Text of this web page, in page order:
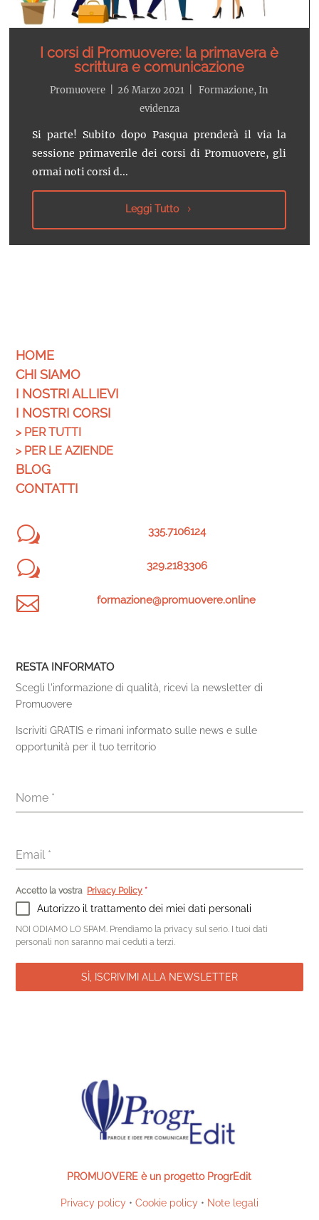
I corsi di Promuovere: la primavera è
scrittura e comunicazione
Promuovere 26 Marzo 2021 Formazione,In
evidenza
Si parte! Subito dopo Pasqua prenderà il via la
sessione primaverile dei corsi di Promuovere, gli
ormai noti corsi d...
Leggi Tutto
HOME
CHI SIAMO
I NOSTRI ALLIEVI
I NOSTRI CORSI
> PER TUTTI
> PER LE AZIENDE
BLOG
CONTATTI
w 335.7106124
w 329.2183306
 formazione@promuovere.online
RESTA INFORMATO
Scegli l'informazione di qualità, ricevi la newsletter di
Promuovere
Iscriviti GRATIS e rimani informato sulle news e sulle
opportunità per il tuo territorio
Nome *
Email *
Accetto la vostra Privacy Policy *
Autorizzo il trattamento dei miei dati personali
NOI ODIAMO LO SPAM. Prendiamo la privacy sul serio. I tuoi dati
personali non saranno mai ceduti a terzi.
SÌ, ISCRIVIMI ALLA NEWSLETTER
PROMUOVERE è un progetto ProgrEdit
Privacy policy• Cookie policy• Note legali